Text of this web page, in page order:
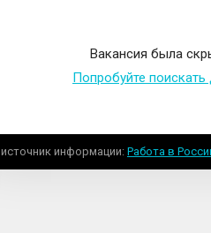
Вакансия была
Попробуйте поискать
источник информации Работа в